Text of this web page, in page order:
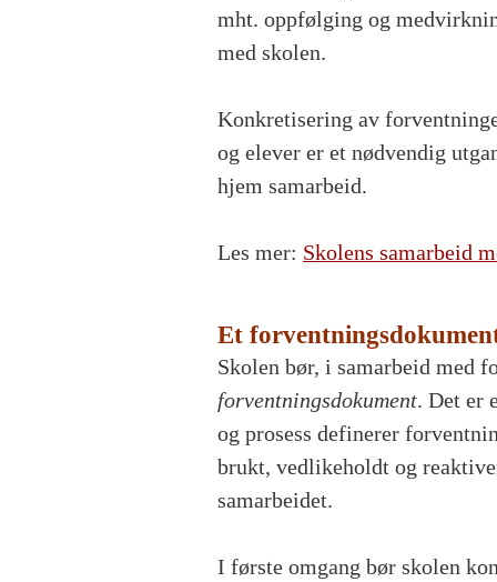
mht. oppfølging og
med skolen.
Konkretisering av
og elever er et nødvendig
hjem samarbeid.
Les mer: Skolens samarbeid
Et
Skolen bør, i samarbeid med
forventningsdokument. Det er
og prosess definerer
brukt, vedlikeholdt og
samarbeidet.
I første omgang bør skolen